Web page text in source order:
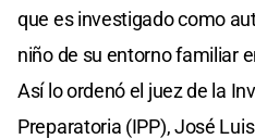
que es investigado como
niño de su entorno familiar
Así lo ordenó el juez de la
Preparatoria (IPP), José